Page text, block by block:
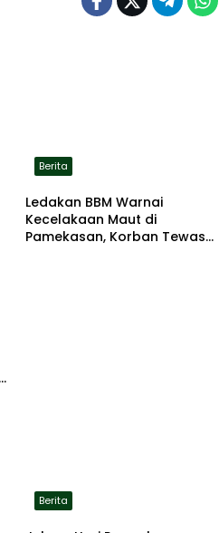
Berita
Ledakan BBM Warnai
Kecelakaan Maut di
Pamekasan, Korban Tewas
Berita